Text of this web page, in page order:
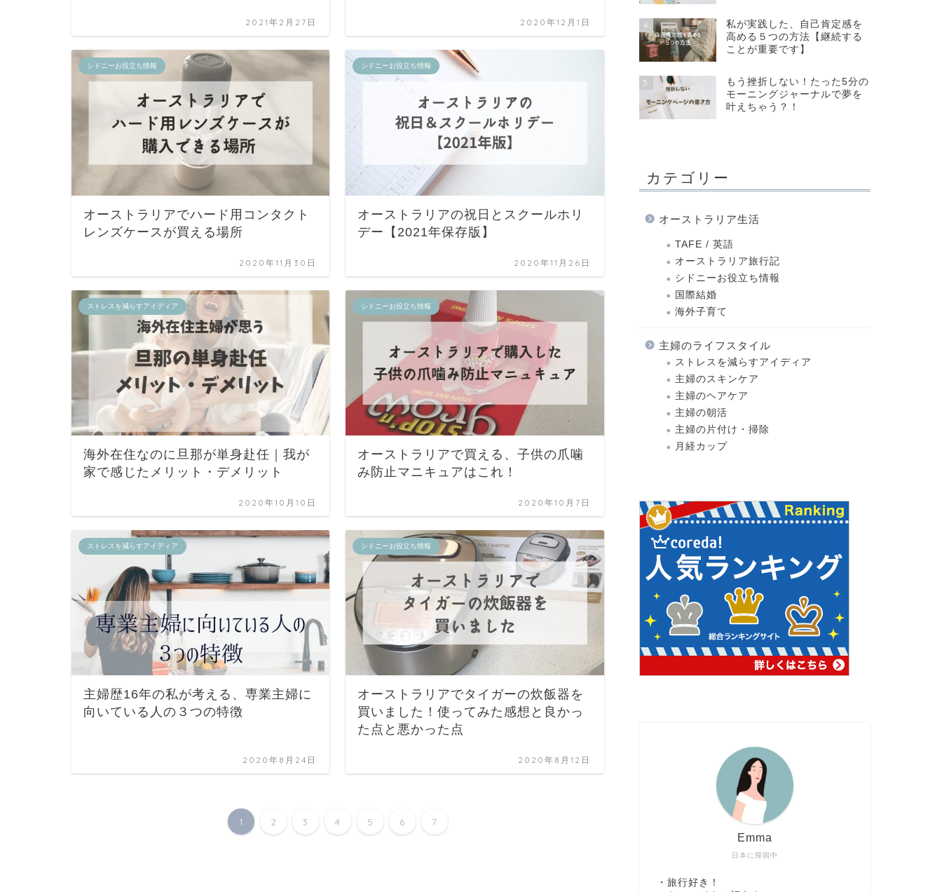
2021年2月27日 2020年12月1日
シドニーお役立ち情報
オーストラリアでハード用コンタクト
レンズケースが買える場所
2020年11月30日
シドニーお役立ち情報
オーストラリアの祝日とスクールホリ
デー【2021年保存版】
2020年11月26日
ストレスを減らすアイディア
海外在住なのに旦那が単身赴任｜我が
家で感じたメリット・デメリット
2020年10月10日
シドニーお役立ち情報
オーストラリアで買える、子供の爪噛
み防止マニキュアはこれ！
2020年10月7日
ストレスを減らすアイディア
主婦歴16年の私が考える、専業主婦に
向いている人の３つの特徴
2020年8月24日
シドニーお役立ち情報
オーストラリアでタイガーの炊飯器を
買いました！使ってみた感想と良かっ
た点と悪かった点
2020年8月12日
1 2 3 4 5 6 7
4
私が実践した、自己肯定感を
高める５つの方法【継続する
ことが重要です】
5
もう挫折しない！たった5分の
モーニングジャーナルで夢を
叶えちゃう？！
カテゴリー
オーストラリア生活
TAFE / 英語
オーストラリア旅行記
シドニーお役立ち情報
国際結婚
海外子育て
主婦のライフスタイル
ストレスを減らすアイディア
主婦のスキンケア
主婦のヘアケア
主婦の朝活
主婦の片付け・掃除
月経カップ
日本に帰国中
Emma
・旅行好き！